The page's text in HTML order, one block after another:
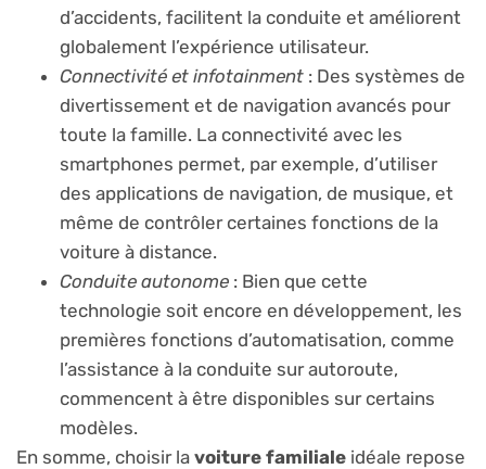
d’accidents, facilitent la conduite et améliorent
globalement l’expérience utilisateur.
Connectivité et infotainment : Des systèmes de
divertissement et de navigation avancés pour
toute la famille. La connectivité avec les
smartphones permet, par exemple, d’utiliser
des applications de navigation, de musique, et
même de contrôler certaines fonctions de la
voiture à distance.
Conduite autonome : Bien que cette
technologie soit encore en développement, les
premières fonctions d’automatisation, comme
l’assistance à la conduite sur autoroute,
commencent à être disponibles sur certains
modèles.
En somme, choisir la voiture familiale idéale repose